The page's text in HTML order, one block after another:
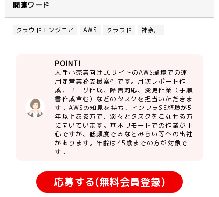
関連ワード
クラウドエンジニア AWS クラウド 神奈川
POINT!
大手小売業向けECサイトのAWS環境での運
用定常業務支援案件です。月次レポート作
成、ユーザ作成、障害対応、変更作業（手順
書作成含む）などのタスクを担当いただきま
す。AWSの知見を持ち、インフラSE経験が5
年以上ある方で、淡々とタスクをこなせる方
に向いています。基本リモートでの作業が中
心ですが、低頻度でみなとみらい等への出社
があります。年齢は45歳までの方が対象で
す。
応募する(無料会員登録)